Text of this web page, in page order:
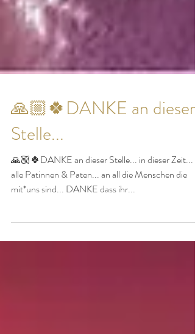
🙏🏼🍀DANKE an dieser
Stelle...
🙏🏼🍀DANKE an dieser Stelle... in dieser Zeit... an
mit*uns sind... DANKE dass ihr...